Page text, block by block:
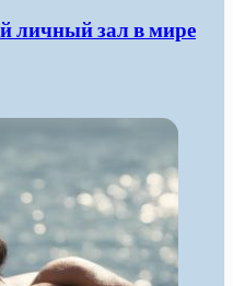
личный зал в мире